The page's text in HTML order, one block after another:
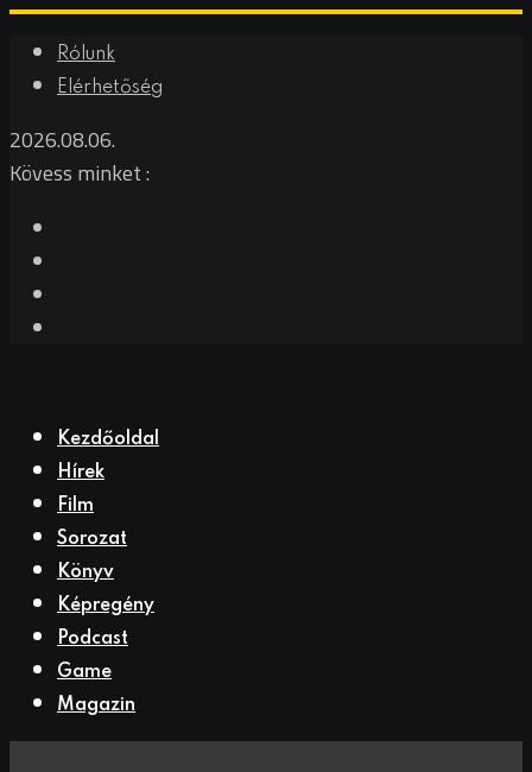
Skip
Rólunk
Elérhetőség
2026.08.06.
Kövess minket :
Kezdőoldal
Hírek
Film
Sorozat
Könyv
Képregény
Podcast
Game
Magazin